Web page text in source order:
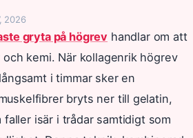
2026
gryta på högrev handlar om att
kemi. När kollagenrik högrev
i timmar sker en
bryts ner till gelatin,
isär i trådar samtidigt som